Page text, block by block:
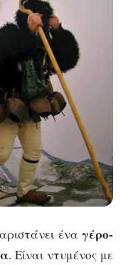
ένα γέρο-
. Είναι ντυμένος με